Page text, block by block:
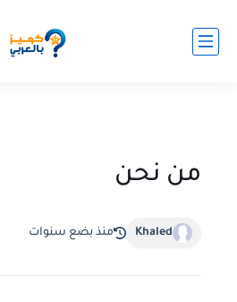
من نحن
Khaled منذ بضع سنوات